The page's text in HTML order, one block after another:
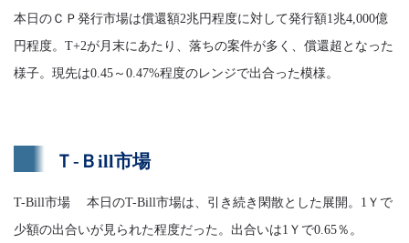
本日のＣＰ発行市場は償還額2兆円程度に対して発行額1兆4,000億
円程度。T+2が月末にあたり、落ちの案件が多く、償還超となった
様子。現先は0.45～0.47%程度のレンジで出合った模様。
Ｔ-Ｂill市場
T-Bill市場 本日のT-Bill市場は、引き続き閑散とした展開。1Ｙで
少額の出合いが見られた程度だった。出合いは1Ｙで0.65％。